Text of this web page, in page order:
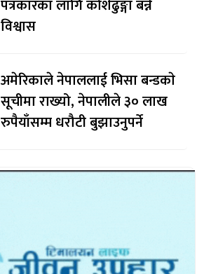
पत्रकारका लागि कोशेढुङ्गा बन्ने
विश्वास
अमेरिकाले नेपाललाई भिसा बन्डकाे
सूचीमा राख्यो, नेपालीले ३० लाख
रुपैयाँसम्म धरौटी बुझाउनुपर्ने